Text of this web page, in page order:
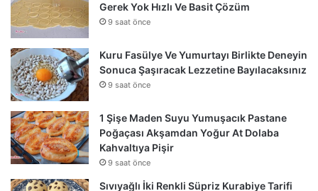
Gerek Yok Hızlı Ve Basit Çözüm
9 saat önce
Kuru Fasülye Ve Yumurtayı Birlikte Deneyin
Sonuca Şaşıracak Lezzetine Bayılacaksınız
9 saat önce
1 Şişe Maden Suyu Yumuşacık Pastane
Poğaçası Akşamdan Yoğur At Dolaba
Kahvaltıya Pişir
9 saat önce
Sıvıyağlı İki Renkli Süpriz Kurabiye Tarifi